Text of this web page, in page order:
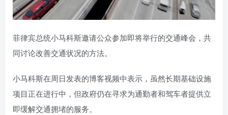
菲律宾总统小马科斯邀请公众参加即将举行的交通峰会，共
同讨论改善交通状况的方法。
小马科斯在周日发表的博客视频中表示，虽然长期基础设施
项目正在进行中，但政府仍在寻求为通勤者和驾车者提供立
即缓解交通拥堵的服务。